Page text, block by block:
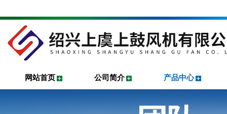
网站首页 公司简介 产品中心